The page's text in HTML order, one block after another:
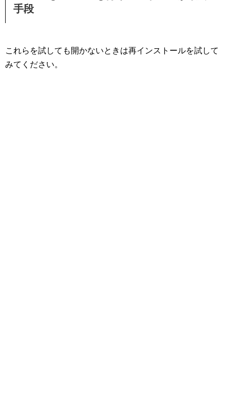
手段
これらを試しても開かないときは再インストールを試して
みてください。